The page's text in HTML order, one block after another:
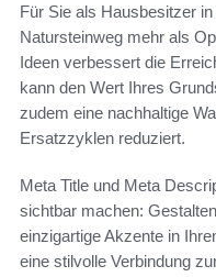
Für Sie als Hausbesitzer
Natursteinweg mehr als
Ideen verbessert die
kann den Wert Ihres
zudem eine nachhaltige
Ersatzzyklen reduziert.
Meta Title und Meta
sichtbar machen:
einzigartige Akzente in
eine stilvolle Verbindung